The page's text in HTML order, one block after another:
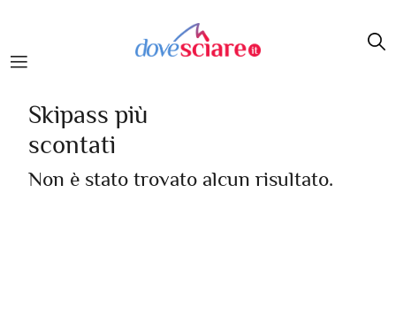
Skipass più
scontati
Non è stato trovato alcun risultato.